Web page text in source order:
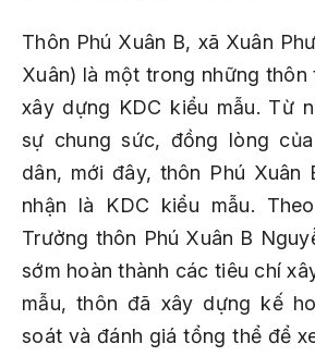
Thôn Phú Xuân B, xã Xuân
Xuân) là một trong những thôn
xây dựng KDC kiểu mẫu. Từ
sự chung sức, đồng lòng
dân, mới đây, thôn Phú Xuân
nhận là KDC kiểu mẫu.
Trưởng thôn Phú Xuân B
sớm hoàn thành các tiêu chí
mẫu, thôn đã xây dựng kế
soát và đánh giá tổng thể để